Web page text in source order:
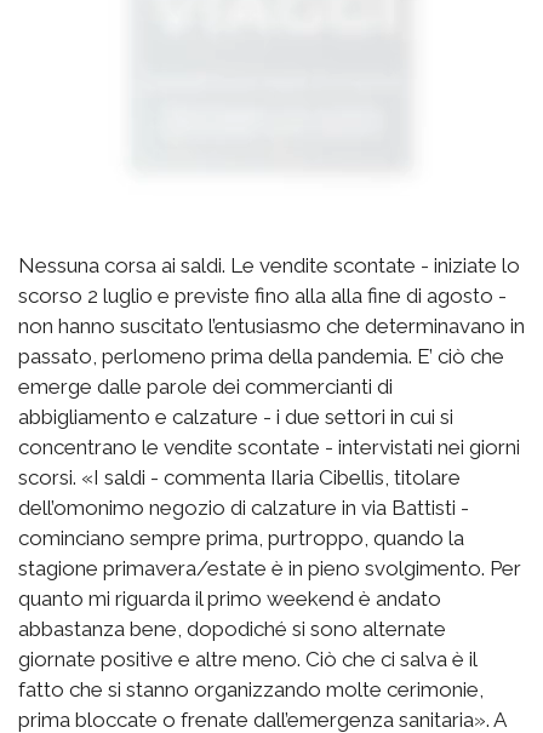
Nessuna corsa ai saldi. Le vendite scontate - iniziate lo
scorso 2 luglio e previste fino alla alla fine di agosto -
non hanno suscitato l’entusiasmo che determinavano in
passato, perlomeno prima della pandemia. E’ ciò che
emerge dalle parole dei commercianti di
abbigliamento e calzature - i due settori in cui si
concentrano le vendite scontate - intervistati nei giorni
scorsi. «I saldi - commenta Ilaria Cibellis, titolare
dell’omonimo negozio di calzature in via Battisti -
cominciano sempre prima, purtroppo, quando la
stagione primavera/estate è in pieno svolgimento. Per
quanto mi riguarda il primo weekend è andato
abbastanza bene, dopodiché si sono alternate
giornate positive e altre meno. Ciò che ci salva è il
fatto che si stanno organizzando molte cerimonie,
prima bloccate o frenate dall’emergenza sanitaria». A